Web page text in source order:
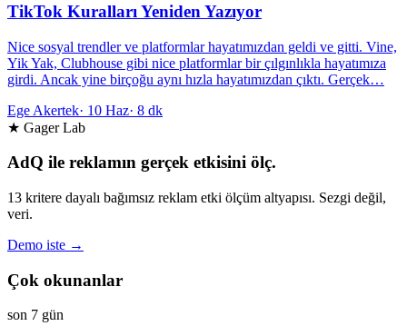
TikTok Kuralları Yeniden Yazıyor
Nice sosyal trendler ve platformlar hayatımızdan geldi ve gitti. Vine,
Yik Yak, Clubhouse gibi nice platformlar bir çılgınlıkla hayatımıza
girdi. Ancak yine birçoğu aynı hızla hayatımızdan çıktı. Gerçek…
Ege Akertek· 10 Haz· 8 dk
★ Gager Lab
AdQ ile reklamın gerçek etkisini ölç.
13 kritere dayalı bağımsız reklam etki ölçüm altyapısı. Sezgi değil,
veri.
Demo iste →
Çok okunanlar
son 7 gün